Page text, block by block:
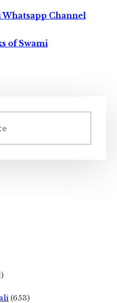
Whatsapp Channel
of Swami
(653)